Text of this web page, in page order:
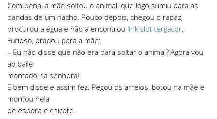
Com pena, a mãe soltou o animal, que logo sumiu para as
bandas de um riacho. Pouco depois, chegou o rapaz,
procurou a égua e não a encontrou link slot tergacor.
Furioso, bradou para a mãe:
– Eu não disse que não era para soltar o animal? Agora vou
ao baile
montado na senhora!
E bem disse e assim fez. Pegou os arreios, botou na mãe e
montou nela
de espora e chicote.